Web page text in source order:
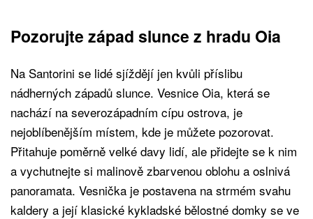
Pozorujte západ slunce z hradu Oia
Na Santorini se lidé sjíždějí jen kvůli příslibu
nádherných západů slunce. Vesnice Oia, která se
nachází na severozápadním cípu ostrova, je
nejoblíbenějším místem, kde je můžete pozorovat.
Přitahuje poměrně velké davy lidí, ale přidejte se k nim
a vychutnejte si malinově zbarvenou oblohu a oslnivá
panoramata. Vesnička je postavena na strmém svahu
kaldery a její klasické kykladské bělostné domky se ve